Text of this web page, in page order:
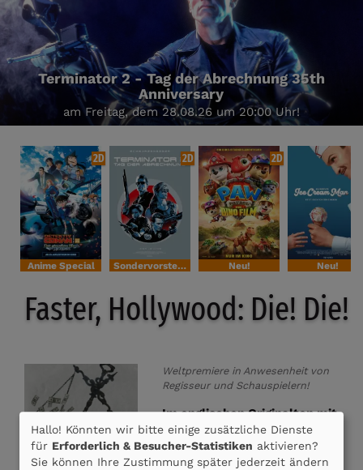
Terminator 2 - Tag der Abrechnung 35th
Anniversary
am Freitag, dem 28.08.26 um 20:00 Uhr!
2D
Anime Special
2D
Sondervorstellung
2D
Neu! Neu!
Faster, Hollywood: Die! Die!
Weltpremiere in Anwesenheit von
Regisseur und Schauspielern!
Im englischen Originalton mit
deutschen Untertiteln!
Regisseur Phillip
Hallo! Könnten wir bitte einige zusätzliche Dienste
für Erforderlich & Besucher-Statistiken aktivieren?
Sie können Ihre Zustimmung später jederzeit ändern